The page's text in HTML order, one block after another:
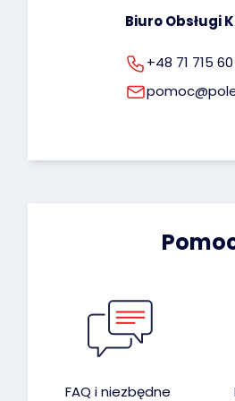
Biuro Obsługi
+48 71 715 60
FAQ i niezbędne